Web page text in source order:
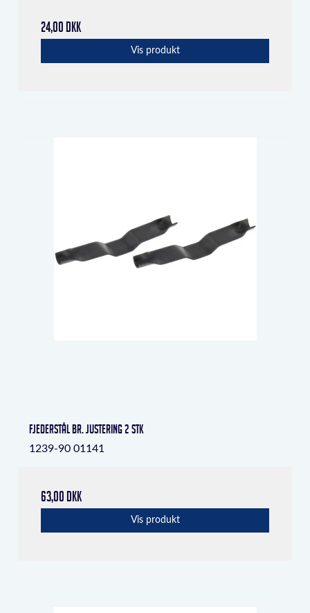
24,00 DKK
Vis produkt
Fjederstål br. Justering 2 stk
1239-90 01141
63,00 DKK
Vis produkt